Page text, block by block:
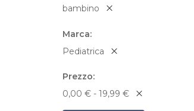
bambino
Marca
Pediatrica
Prezzo
0,00 € - 19,99 €